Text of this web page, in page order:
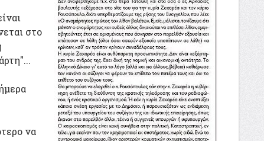
στο
να